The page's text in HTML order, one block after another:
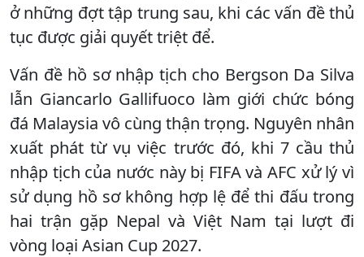
ở những đợt tập trung sau, khi các vấn đề thủ
tục được giải quyết triệt để.
Vấn đề hồ sơ nhập tịch cho Bergson Da Silva
lẫn Giancarlo Gallifuoco làm giới chức bóng
đá Malaysia vô cùng thận trọng. Nguyên nhân
xuất phát từ vụ việc trước đó, khi 7 cầu thủ
nhập tịch của nước này bị FIFA và AFC xử lý vì
sử dụng hồ sơ không hợp lệ để thi đấu trong
hai trận gặp Nepal và Việt Nam tại lượt đi
vòng loại Asian Cup 2027.